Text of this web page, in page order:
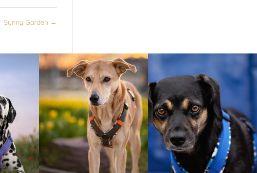
Sunny Garden →